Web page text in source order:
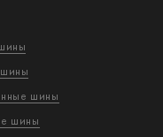
шины
шины